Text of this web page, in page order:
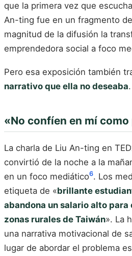
que la primera vez que
An-ting fue en un fragmento
magnitud de la difusión la
emprendedora social a foco
Pero esa exposición también
narrativo que ella no deseaba.
«No confíen en mí
La charla de Liu An-ting en
convirtió de la noche a la
en un foco mediático6. Los
etiqueta de «brillante
abandona un salario alto para
zonas rurales de Taiwán». La
una narrativa motivacional de
lugar de abordar el problema